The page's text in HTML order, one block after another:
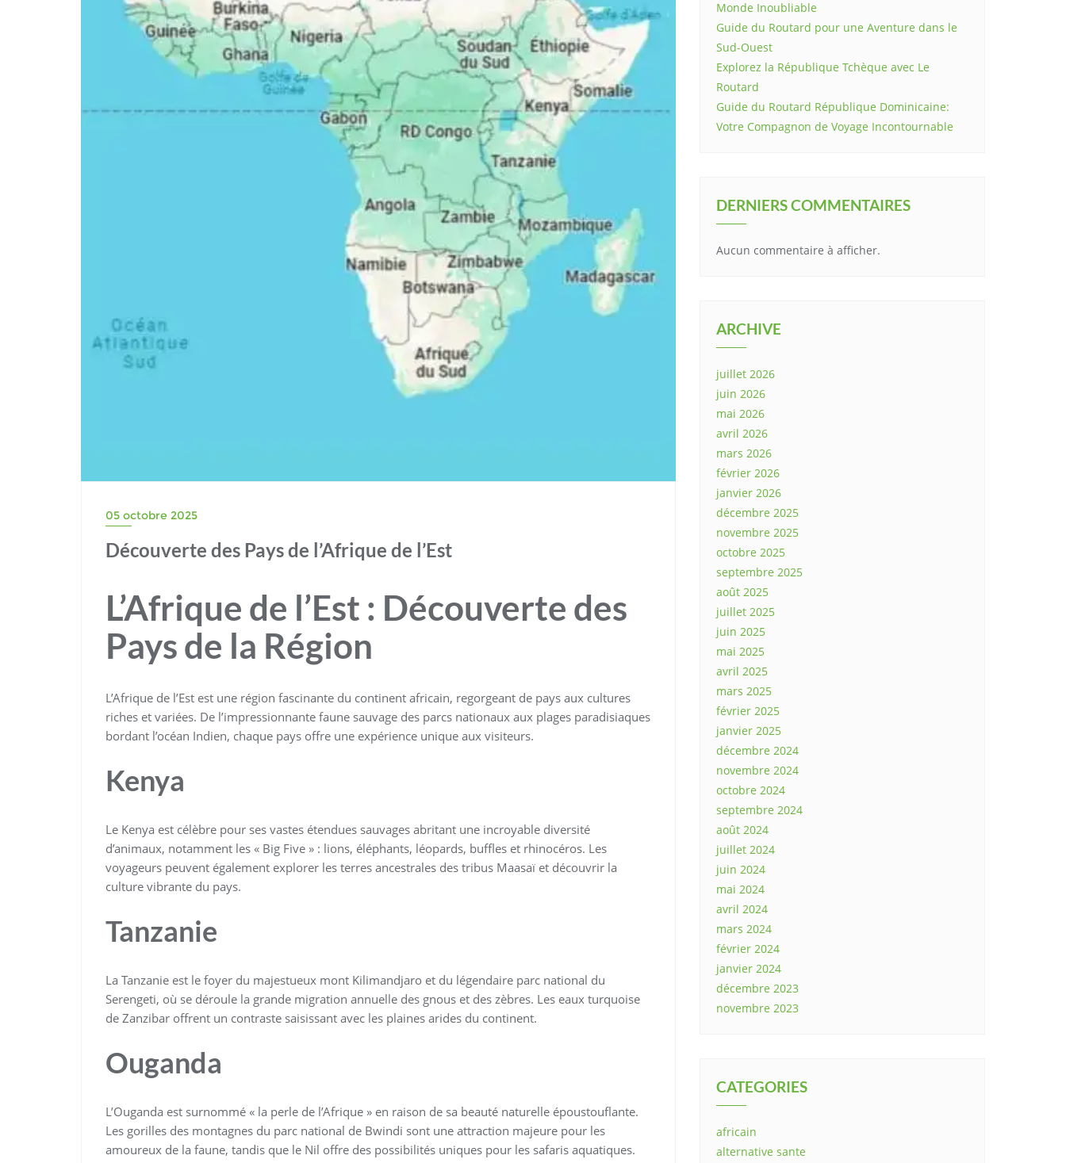
05 octobre 2025
Découverte des Pays de l’Afrique de l’Est
L’Afrique de l’Est : Découverte des
Pays de la Région
L’Afrique de l’Est est une région fascinante du continent africain, regorgeant de pays aux cultures
riches et variées. De l’impressionnante faune sauvage des parcs nationaux aux plages paradisiaques
bordant l’océan Indien, chaque pays offre une expérience unique aux visiteurs.
Kenya
Le Kenya est célèbre pour ses vastes étendues sauvages abritant une incroyable diversité
d’animaux, notamment les « Big Five » : lions, éléphants, léopards, buffles et rhinocéros. Les
voyageurs peuvent également explorer les terres ancestrales des tribus Maasaï et découvrir la
culture vibrante du pays.
Tanzanie
La Tanzanie est le foyer du majestueux mont Kilimandjaro et du légendaire parc national du
Serengeti, où se déroule la grande migration annuelle des gnous et des zèbres. Les eaux turquoise
de Zanzibar offrent un contraste saisissant avec les plaines arides du continent.
Ouganda
L’Ouganda est surnommé « la perle de l’Afrique » en raison de sa beauté naturelle époustouflante.
Les gorilles des montagnes du parc national de Bwindi sont une attraction majeure pour les
amoureux de la faune, tandis que le Nil offre des possibilités uniques pour les safaris aquatiques.
Monde Inoubliable
Guide du Routard pour une Aventure dans le
Sud-Ouest
Explorez la République Tchèque avec Le
Routard
Guide du Routard République Dominicaine:
Votre Compagnon de Voyage Incontournable
DERNIERS COMMENTAIRES
Aucun commentaire à afficher.
ARCHIVE
juillet 2026
juin 2026
mai 2026
avril 2026
mars 2026
février 2026
janvier 2026
décembre 2025
novembre 2025
octobre 2025
septembre 2025
août 2025
juillet 2025
juin 2025
mai 2025
avril 2025
mars 2025
février 2025
janvier 2025
décembre 2024
novembre 2024
octobre 2024
septembre 2024
août 2024
juillet 2024
juin 2024
mai 2024
avril 2024
mars 2024
février 2024
janvier 2024
décembre 2023
novembre 2023
CATEGORIES
africain
alternative sante